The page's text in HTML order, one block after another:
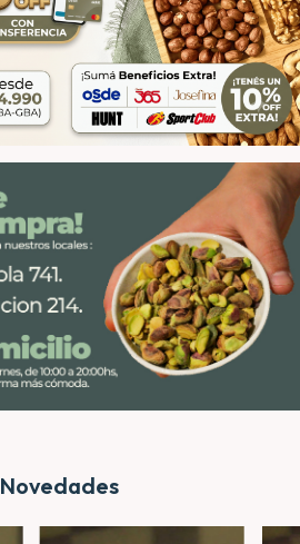
Novedades